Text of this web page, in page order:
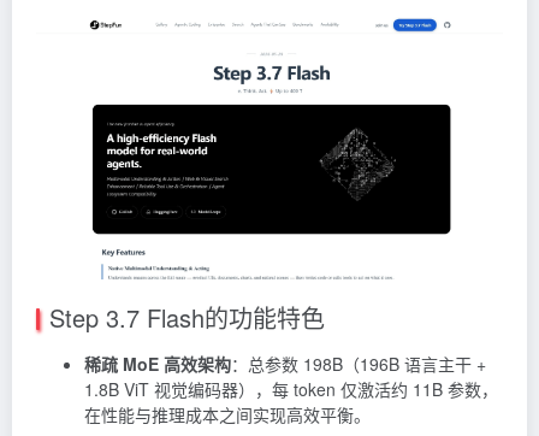
Step 3.7 Flash的功能特色
稀疏 MoE 高效架构：总参数 198B（196B 语言主干 +
1.8B ViT 视觉编码器），每 token 仅激活约 11B 参数，
在性能与推理成本之间实现高效平衡。